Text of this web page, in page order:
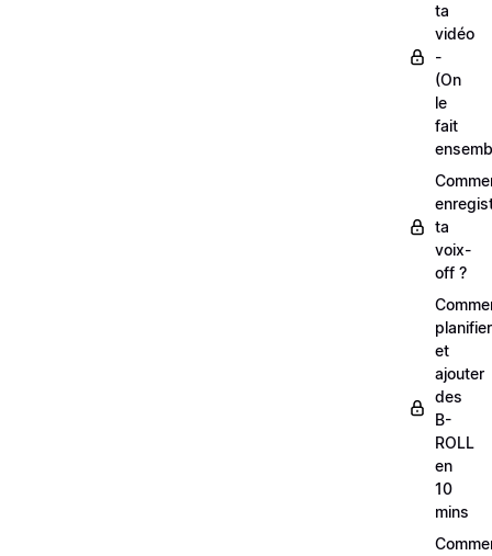
ta
vidéo
-
(On
le
fait
ta
voix-
off ?
planifier
et
ajouter
des
B-
ROLL
en
10
mins